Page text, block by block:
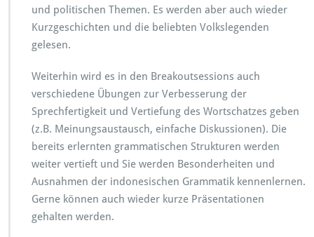
und politischen Themen. Es werden aber auch wieder
Kurzgeschichten und die beliebten Volkslegenden
gelesen.
Weiterhin wird es in den Breakoutsessions auch
verschiedene Übungen zur Verbesserung der
Sprechfertigkeit und Vertiefung des Wortschatzes geben
(z.B. Meinungsaustausch, einfache Diskussionen). Die
bereits erlernten grammatischen Strukturen werden
weiter vertieft und Sie werden Besonderheiten und
Ausnahmen der indonesischen Grammatik kennenlernen.
Gerne können auch wieder kurze Präsentationen
gehalten werden.